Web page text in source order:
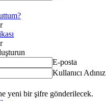
E-posta
Kullanıcı Adınız
yeni bir şifre gönderilecek.